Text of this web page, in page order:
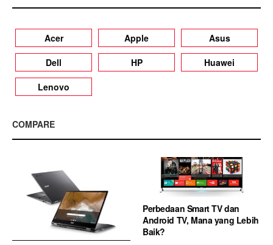
Acer Apple
Asus
Dell
HP
Huawei
Lenovo
COMPARE
Perbedaan Smart TV dan
Android TV, Mana yang Lebih
Baik?